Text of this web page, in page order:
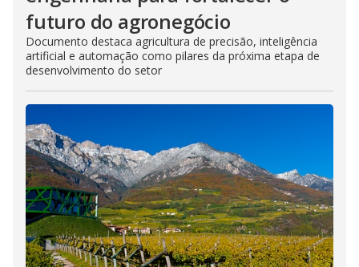
futuro do agronegócio
Documento destaca agricultura de precisão, inteligência
artificial e automação como pilares da próxima etapa de
desenvolvimento do setor